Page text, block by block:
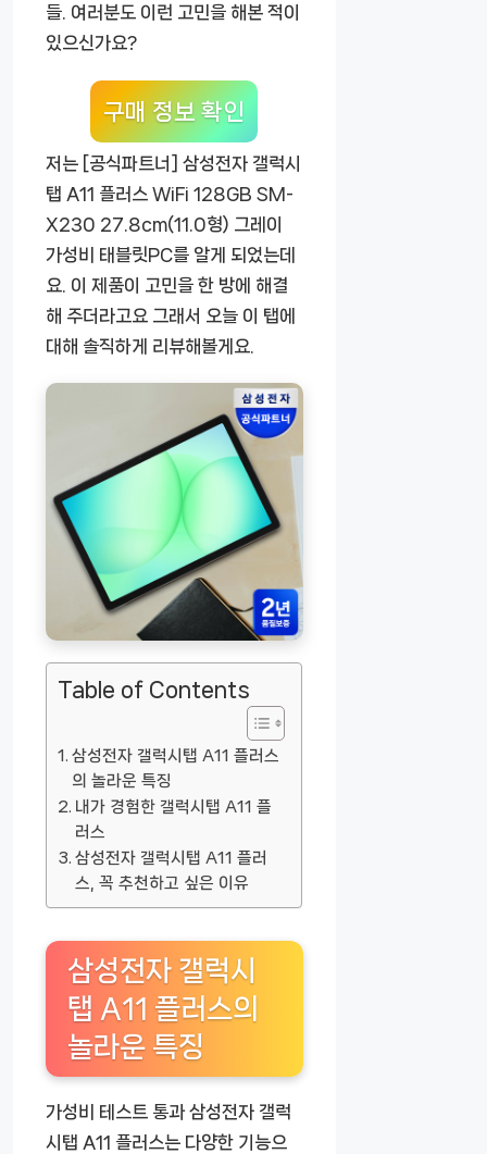
들. 여러분도 이런 고민을 해본 적이
있으신가요?
구매 정보 확인
저는 [공식파트너] 삼성전자 갤럭시
탭 A11 플러스 WiFi 128GB SM-
X230 27.8cm(11.0형) 그레이
가성비 태블릿PC를 알게 되었는데
요. 이 제품이 고민을 한 방에 해결
해 주더라고요 그래서 오늘 이 탭에
대해 솔직하게 리뷰해볼게요.
Table of Contents
삼성전자 갤럭시탭 A11 플러스
의 놀라운 특징
내가 경험한 갤럭시탭 A11 플
러스
삼성전자 갤럭시탭 A11 플러
스, 꼭 추천하고 싶은 이유
삼성전자 갤럭시
탭 A11 플러스의
놀라운 특징
가성비 테스트 통과 삼성전자 갤럭
시탭 A11 플러스는 다양한 기능으